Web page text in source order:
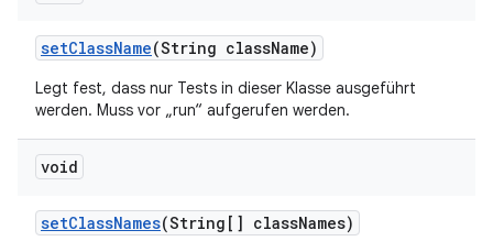
setClassName(String className)
Legt fest, dass nur Tests in dieser Klasse ausgeführt
werden. Muss vor „run“ aufgerufen werden.
void
setClassNames(String[] classNames)